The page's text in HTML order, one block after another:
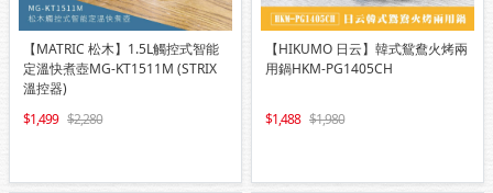
【MATRIC 松木】1.5L觸控式智能
定溫快煮壺MG-KT1511M (STRIX
溫控器)
1,499
2,280
【HIKUMO 日云】韓式鴛鴦火烤兩
用鍋HKM-PG1405CH
1,488 1,980